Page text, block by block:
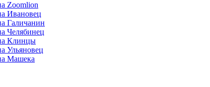
Zoomlion
Ивановец
Галичанин
Челябинец
Клинцы
Ульяновец
Машека